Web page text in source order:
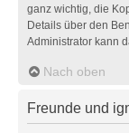
ganz wichtig, die
Details über den
Administrator kann
Nach oben
Freunde und